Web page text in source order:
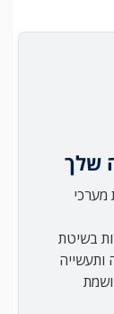
שלך
מערכי
בשיטת
ותעשייה